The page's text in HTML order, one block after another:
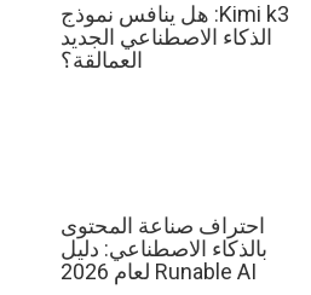
Kimi k3: هل ينافس نموذج
الذكاء الاصطناعي الجديد
العمالقة؟
احتراف صناعة المحتوى
بالذكاء الاصطناعي: دليل
Runable AI لعام 2026